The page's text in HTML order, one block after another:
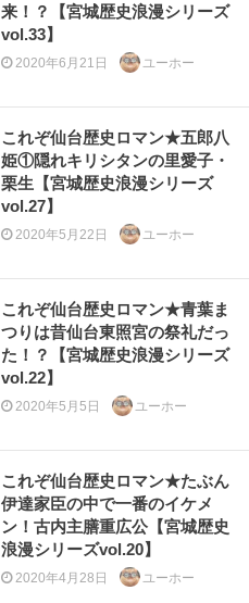
来！？【宮城歴史浪漫シリーズ
vol.33】
2020年6月21日 ユーホー
これぞ仙台歴史ロマン★五郎八
姫①隠れキリシタンの里愛子・
栗生【宮城歴史浪漫シリーズ
vol.27】
2020年5月22日 ユーホー
これぞ仙台歴史ロマン★青葉ま
つりは昔仙台東照宮の祭礼だっ
た！？【宮城歴史浪漫シリーズ
vol.22】
2020年5月5日 ユーホー
これぞ仙台歴史ロマン★たぶん
伊達家臣の中で一番のイケメ
ン！古内主膳重広公【宮城歴史
浪漫シリーズvol.20】
2020年4月28日 ユーホー